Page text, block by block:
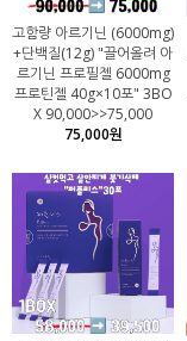
고함량 아르기닌 (6000mg)
+단백질(12g) "끌어올려 아
르기닌 프로필젤 6000mg
프로틴젤 40g×10포" 3BO
X 90,000>>75,000
75,000원